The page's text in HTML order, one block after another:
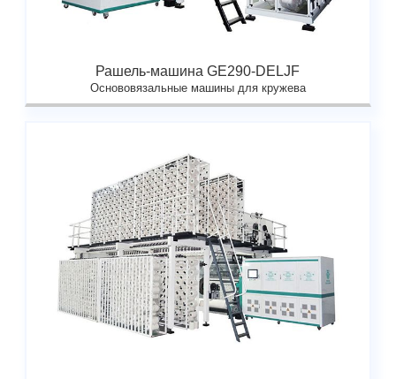
Рашель-машина GE290-DELJF
Основовязальные машины для кружева